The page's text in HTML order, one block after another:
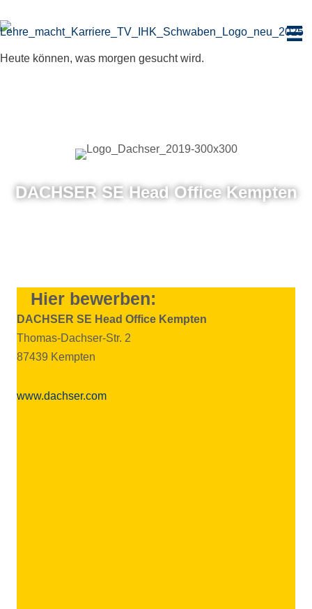
Inhalt
Heute können, was morgen gesucht wird.
DACHSER SE Head Office Kempten
Hier bewerben:
DACHSER SE Head Office Kempten
Thomas-Dachser-Str. 2
87439 Kempten
www.dachser.com